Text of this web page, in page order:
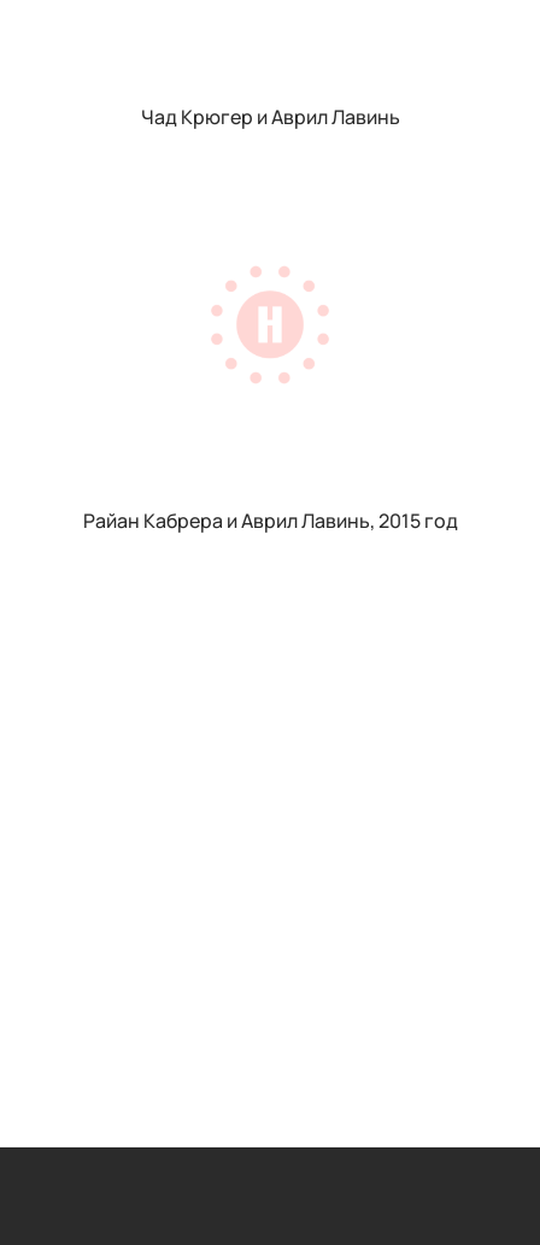
Чад Крюгер и Аврил Лавинь
Райан Кабрера и Аврил Лавинь, 2015 год